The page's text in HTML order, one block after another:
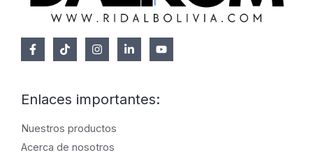
Enlaces importantes:
Nuestros productos
Acerca de nosotros